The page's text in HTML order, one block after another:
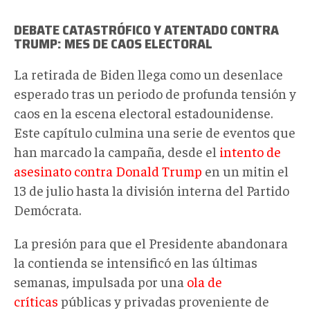
DEBATE CATASTRÓFICO Y ATENTADO CONTRA
TRUMP: MES DE CAOS ELECTORAL
La retirada de Biden llega como un desenlace
esperado tras un periodo de profunda tensión y
caos en la escena electoral estadounidense.
Este capítulo culmina una serie de eventos que
han marcado la campaña, desde el intento de
asesinato contra Donald Trump en un mitin el
13 de julio hasta la división interna del Partido
Demócrata.
La presión para que el Presidente abandonara
la contienda se intensificó en las últimas
semanas, impulsada por una ola de
críticas públicas y privadas proveniente de